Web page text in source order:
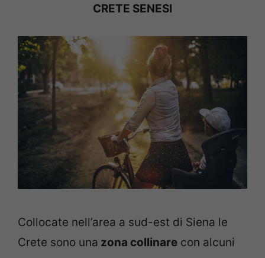
CRETE SENESI
Collocate nell’area a sud-est di Siena le
Crete sono una zona collinare con alcuni